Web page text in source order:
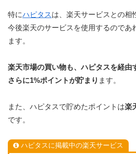
特にハピタスは、楽天サービスとの相
今後楽天のサービスを使用するのであ
ます。
楽天市場の買い物も、ハピタスを経由
さらに1%ポイントが貯まり ます。
また、ハピタスで貯めたポイントは楽
です。
ハピタスに掲載中の楽天サービス